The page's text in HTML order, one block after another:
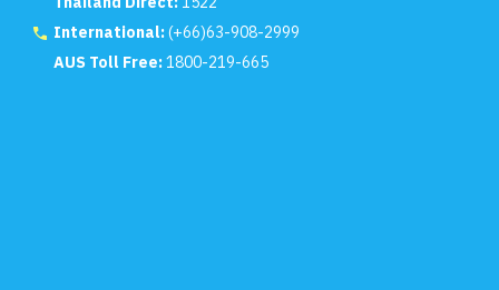
International:(+66)63-908-2999
AUS Toll Free:1800-219-665